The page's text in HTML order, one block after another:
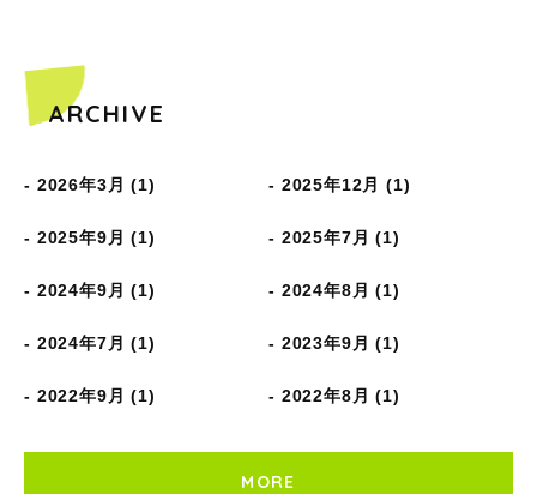
ARCHIVE
2026年3月 (1) 2025年12月 (1)
2025年9月 (1) 2025年7月 (1)
2024年9月 (1) 2024年8月 (1)
2024年7月 (1) 2023年9月 (1)
2022年9月 (1) 2022年8月 (1)
MORE